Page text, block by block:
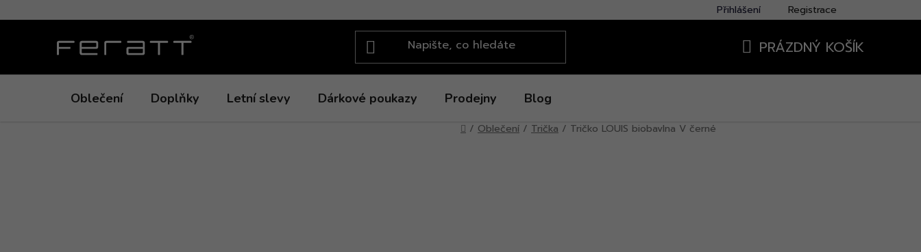
na
Přihlášení Registrace
PRÁZDNÝ KOŠÍK
Oblečení Doplňky Letní slevy Dárkové poukazy Prodejny Blog
Domů
/ Oblečení / Trička / Tričko LOUIS biobavlna V černé